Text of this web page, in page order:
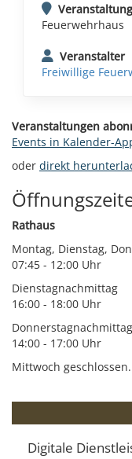
Feuerwehrhaus
Veranstalter
Freiwillige
Veranstaltungen
Events in Kalender-
oder direkt
Rathaus
Montag, Dienstag,
07:45 - 12:00 Uhr
Dienstagnachmittag
16:00 - 18:00 Uhr
Donnerstagnachmittag
14:00 - 17:00 Uhr
Mittwoch geschlossen.
Digitale